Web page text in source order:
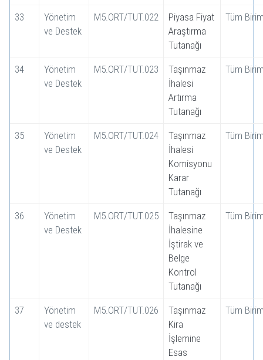
33
Yönetim
ve Destek
M5.ORT/TUT.022
Piyasa Fiyat
Araştırma
Tutanağı
Tüm
34
Yönetim
ve Destek
M5.ORT/TUT.023
Taşınmaz
İhalesi
Artırma
Tutanağı
Tüm
35
Yönetim
ve Destek
M5.ORT/TUT.024
Taşınmaz
İhalesi
Komisyonu
Karar
Tutanağı
Tüm
36
Yönetim
ve Destek
M5.ORT/TUT.025
Taşınmaz
İhalesine
İştirak ve
Belge
Kontrol
Tutanağı
Tüm
37
Yönetim
ve destek
M5.ORT/TUT.026
Taşınmaz
Kira
İşlemine
Esas
Tüm